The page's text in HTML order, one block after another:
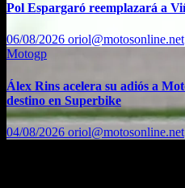
Pol Espargaró reemplazará a
06/08/2026 oriol@motosonline.net
Motogp
Álex Rins acelera su adiós a
destino en Superbike
04/08/2026 oriol@motosonline.net